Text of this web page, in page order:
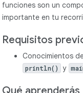
funciones son un
importante en tu
Requisitos
Conocimientos
println() y